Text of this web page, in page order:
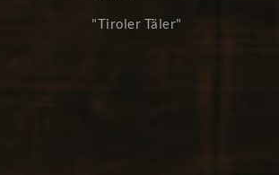
"Tiroler Täler"